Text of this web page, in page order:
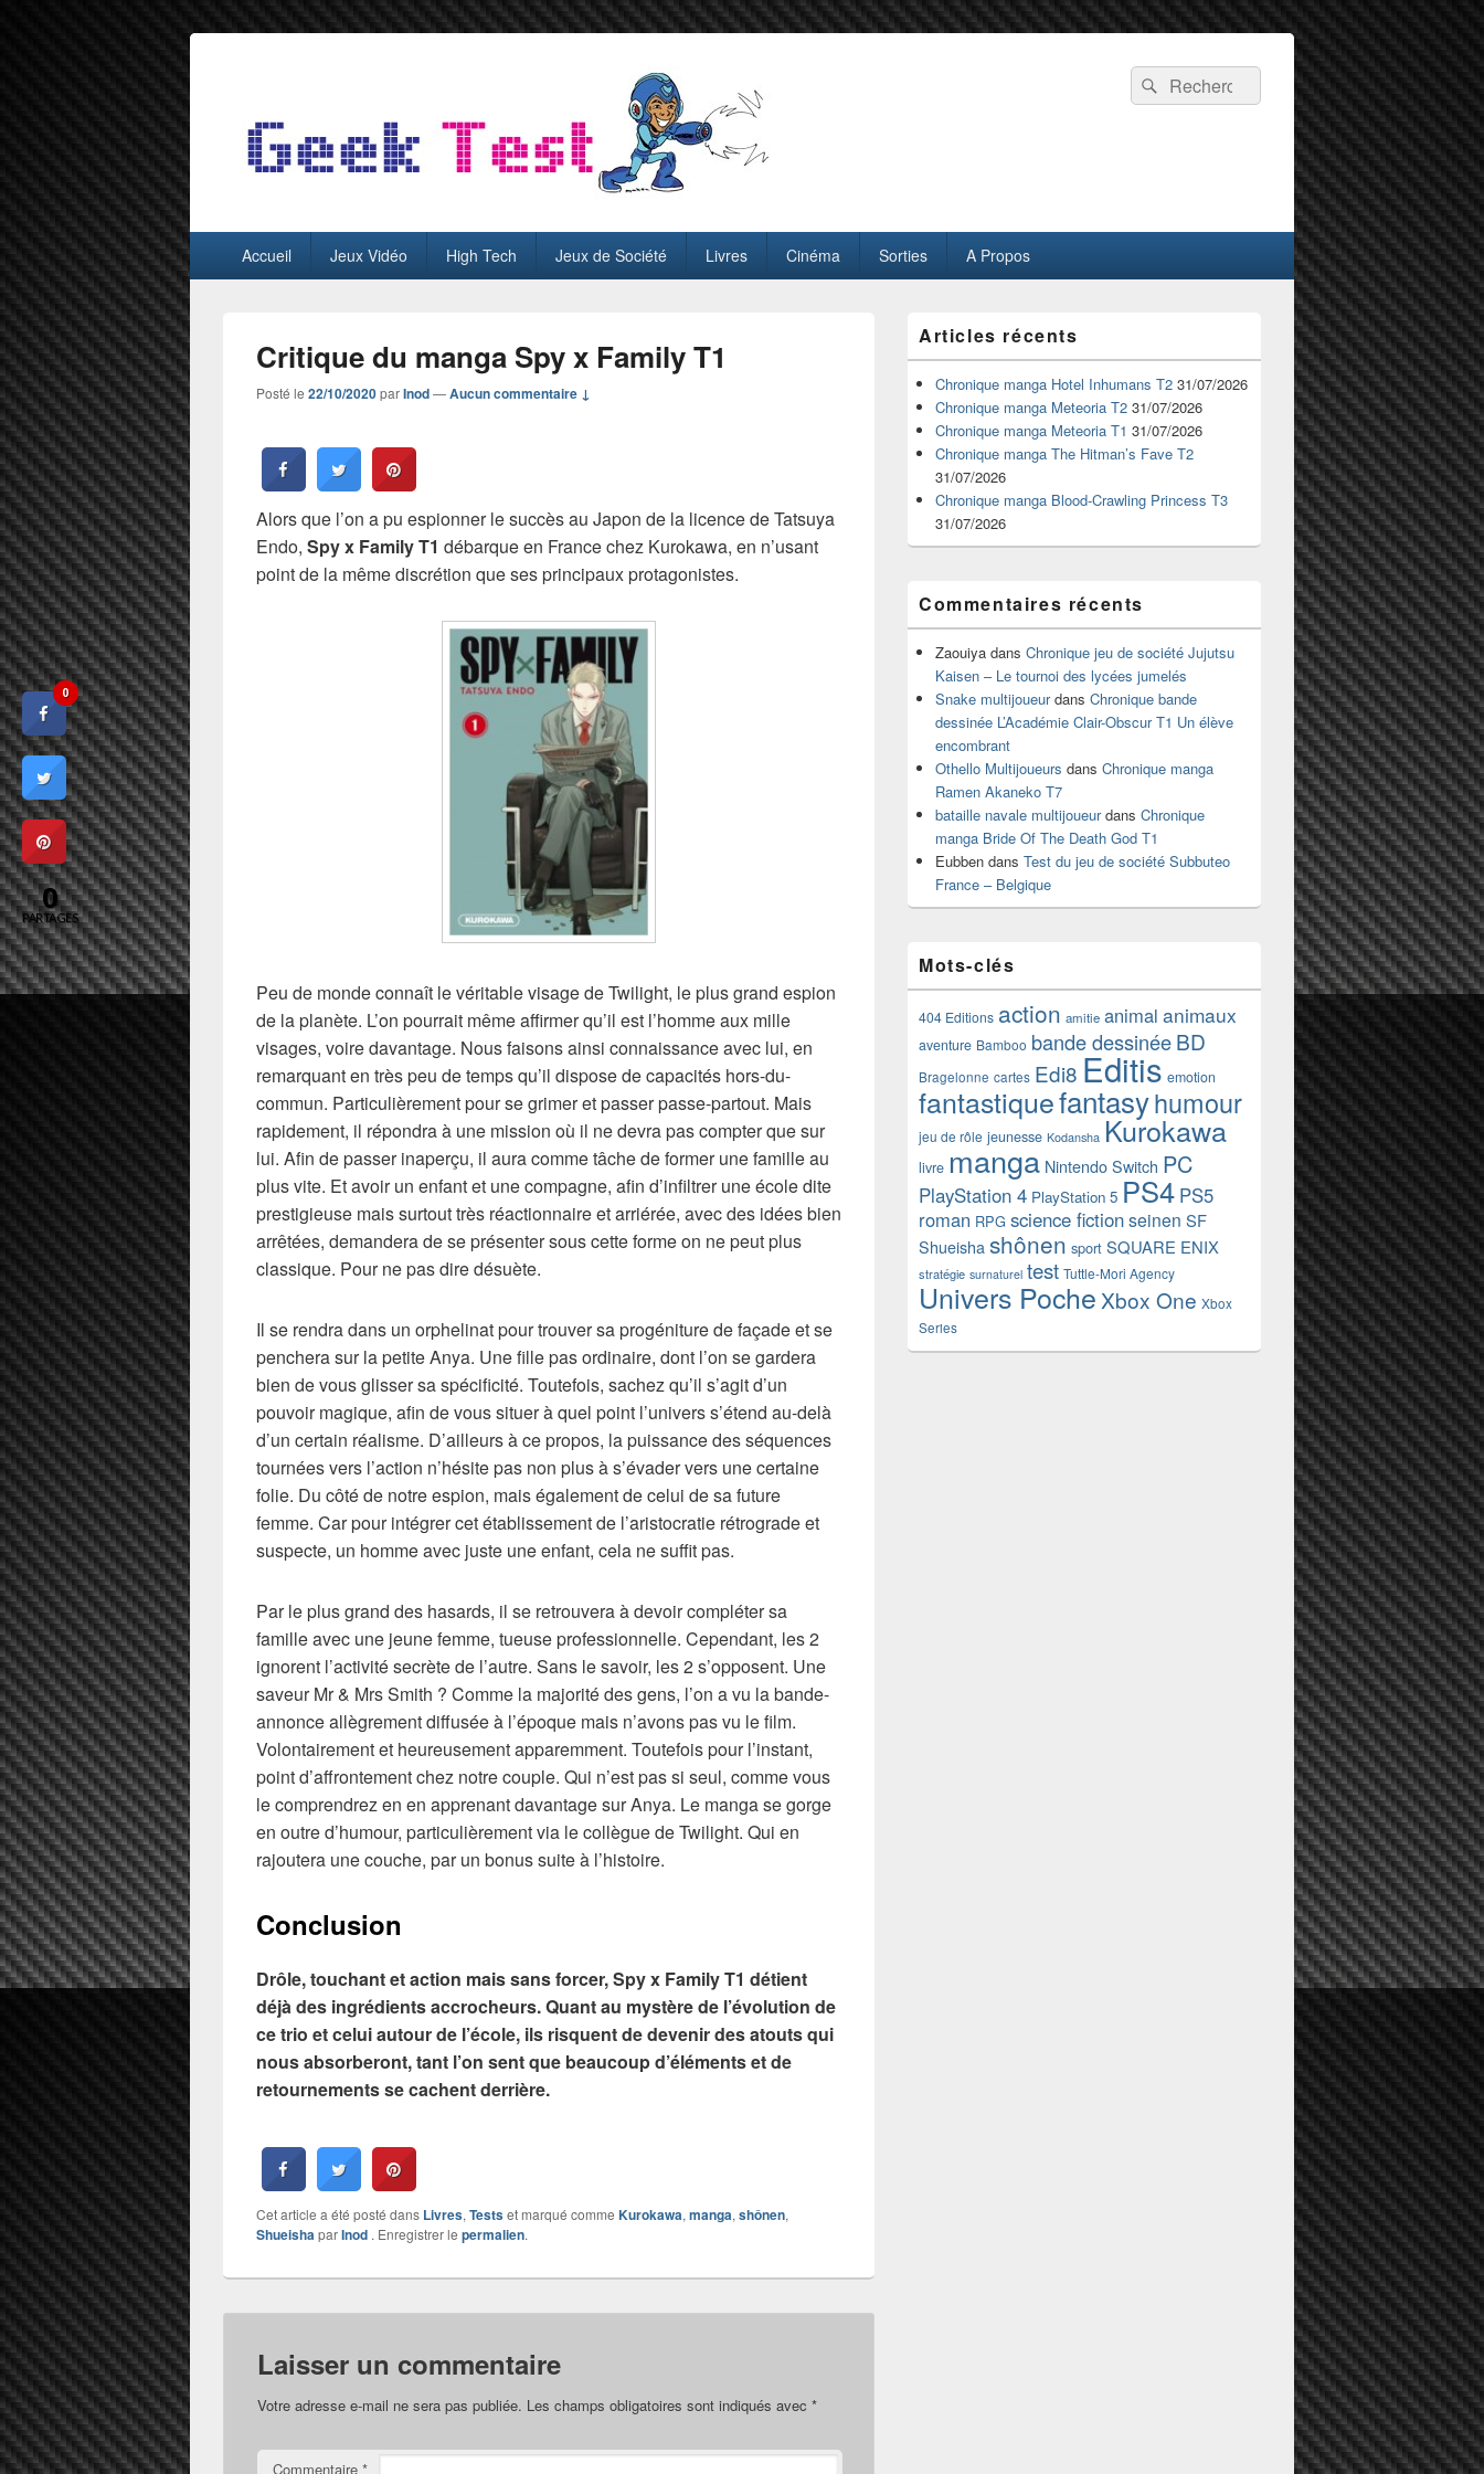
GeekTest
Recherche :
Rechercher
principalAccueil Jeux Vidéo High Tech Jeux de Société Livres Cinéma Sorties A Propos
Critique du manga Spy x Family T1
Posté le 22/10/2020parInod—Aucun commentaire ↓
Alors que l’on a pu espionner le succès au Japon de la licence de Tatsuya
Endo, Spy x Family T1 débarque en France chez Kurokawa, en n’usant
point de la même discrétion que ses principaux protagonistes.
Peu de monde connaît le véritable visage de Twilight, le plus grand espion
de la planète. L’on pourrait même affirmer qu’il est l’homme aux mille
visages, voire davantage. Nous faisons ainsi connaissance avec lui, en
remarquant en très peu de temps qu’il dispose de capacités hors-du-
commun. Particulièrement pour se grimer et passer passe-partout. Mais
rapidement, il répondra à une mission où il ne devra pas compter que sur
lui. Afin de passer inaperçu, il aura comme tâche de former une famille au
plus vite. Et avoir un enfant et une compagne, afin d’infiltrer une école dite
prestigieuse mais surtout très réactionnaire et arriérée, avec des idées bien
arrêtées, demandera de se présenter sous cette forme on ne peut plus
classique. Pour ne pas dire désuète.
Il se rendra dans un orphelinat pour trouver sa progéniture de façade et se
penchera sur la petite Anya. Une fille pas ordinaire, dont l’on se gardera
bien de vous glisser sa spécificité. Toutefois, sachez qu’il s’agit d’un
pouvoir magique, afin de vous situer à quel point l’univers s’étend au-delà
d’un certain réalisme. D’ailleurs à ce propos, la puissance des séquences
tournées vers l’action n’hésite pas non plus à s’évader vers une certaine
folie. Du côté de notre espion, mais également de celui de sa future
femme. Car pour intégrer cet établissement de l’aristocratie rétrograde et
suspecte, un homme avec juste une enfant, cela ne suffit pas.
Par le plus grand des hasards, il se retrouvera à devoir compléter sa
famille avec une jeune femme, tueuse professionnelle. Cependant, les 2
ignorent l’activité secrète de l’autre. Sans le savoir, les 2 s’opposent. Une
saveur Mr & Mrs Smith ? Comme la majorité des gens, l’on a vu la bande-
annonce allègrement diffusée à l’époque mais n’avons pas vu le film.
Volontairement et heureusement apparemment. Toutefois pour l’instant,
point d’affrontement chez notre couple. Qui n’est pas si seul, comme vous
le comprendrez en en apprenant davantage sur Anya. Le manga se gorge
en outre d’humour, particulièrement via le collègue de Twilight. Qui en
rajoutera une couche, par un bonus suite à l’histoire.
Conclusion
Drôle, touchant et action mais sans forcer, Spy x Family T1 détient
déjà des ingrédients accrocheurs. Quant au mystère de l’évolution de
ce trio et celui autour de l’école, ils risquent de devenir des atouts qui
nous absorberont, tant l’on sent que beaucoup d’éléments et de
retournements se cachent derrière.
Cet article a été posté dans Livres, Testset marqué comme Kurokawa, manga, shônen,
ShueishaparInod . Enregistrer le permalien.
Laisser un commentaire
Votre adresse e-mail ne sera pas publiée. Les champs obligatoires sont indiqués avec *
Commentaire *
principale
de
widget
pour
barre
latérale
Articles récents
Chronique manga Hotel Inhumans T2 31/07/2026
Chronique manga Meteoria T2 31/07/2026
Chronique manga Meteoria T1 31/07/2026
Chronique manga The Hitman’s Fave T2
31/07/2026
Chronique manga Blood-Crawling Princess T3
31/07/2026
Commentaires récents
Zaouiya dans Chronique jeu de société Jujutsu
Kaisen – Le tournoi des lycées jumelés
Snake multijoueurdans Chronique bande
dessinée L’Académie Clair-Obscur T1 Un élève
encombrant
Othello Multijoueurs dans Chronique manga
Ramen Akaneko T7
bataille navale multijoueurdans Chronique
manga Bride Of The Death God T1
Eubben dans Test du jeu de société Subbuteo
France – Belgique
Mots-clés
404 Editions action amitie animal animaux
aventure Bamboo bande dessinéeBD
Bragelonne cartes Edi8 Editis emotion
fantastiquefantasyhumour
jeu de rôle jeunesse Kodansha Kurokawa
livre manga Nintendo Switch PC
PlayStation 4 PlayStation 5 PS4 PS5
roman RPG science fictionseinen SF
Shueisha shônen sport SQUARE ENIX
stratégie surnaturel test Tuttle-Mori Agency
Univers Poche Xbox One Xbox
Series
0
0
PARTAGES